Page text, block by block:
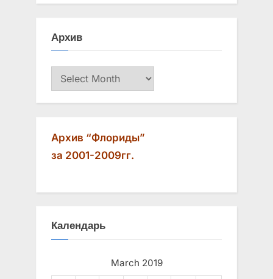
o
Архив
Архив
Архив “Флориды”
за 2001-2009гг.
Календарь
March 2019